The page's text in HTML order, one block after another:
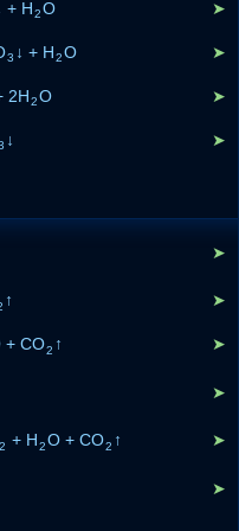
+ H2O ➤
3 ↓ + H2O ➤
2H2O ➤
↓ ➤
➤
↑ ➤
+ CO2 ↑ ➤
➤
2 + H2O + CO2 ↑ ➤
➤